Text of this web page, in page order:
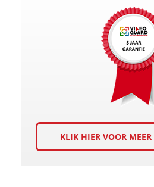
KLIK HIER VOOR